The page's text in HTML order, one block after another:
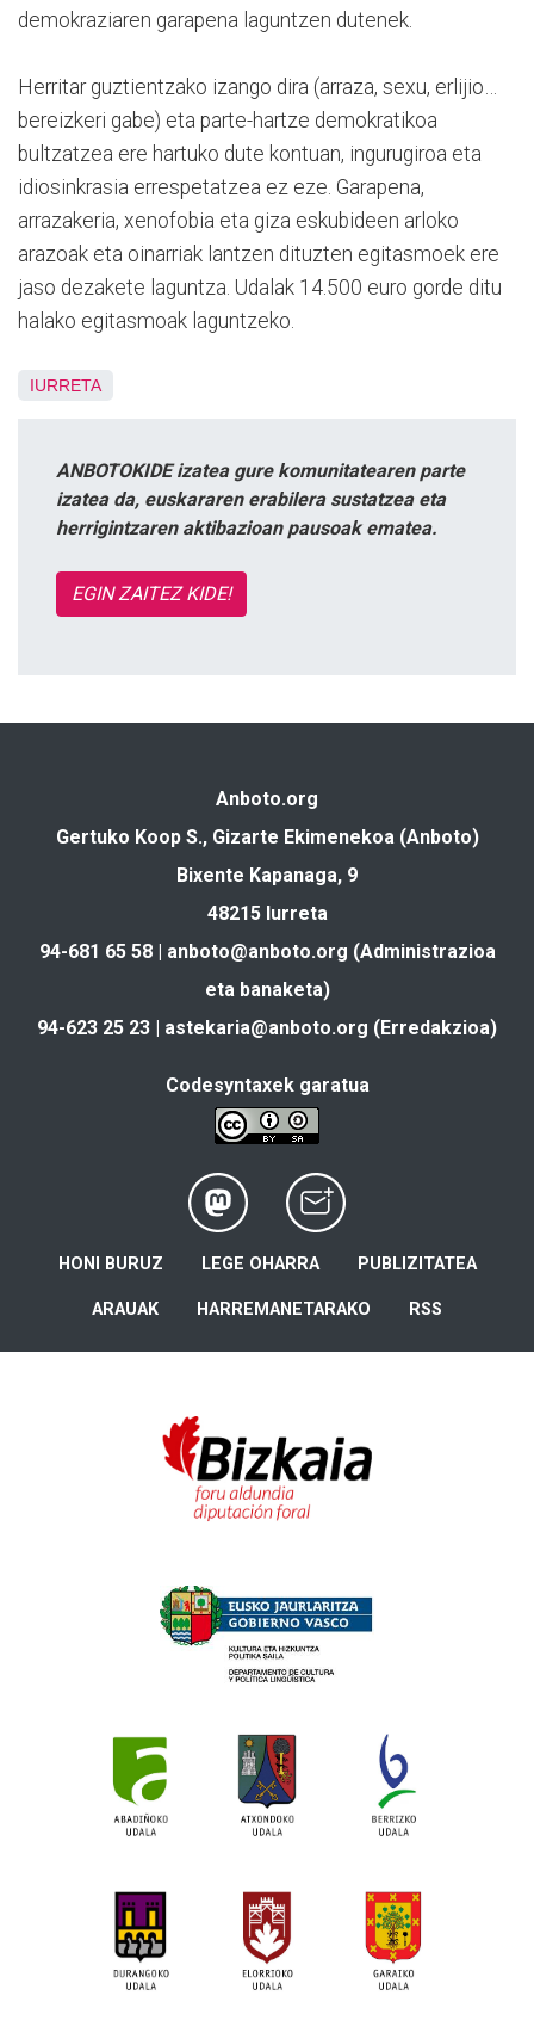
demokraziaren garapena laguntzen dutenek.
Herritar guztientzako izango dira (arraza, sexu, erlijio…
bereizkeri gabe) eta parte-hartze demokratikoa
bultzatzea ere hartuko dute kontuan, ingurugiroa eta
idiosinkrasia errespetatzea ez eze. Garapena,
arrazakeria, xenofobia eta giza eskubideen arloko
arazoak eta oinarriak lantzen dituzten egitasmoek ere
jaso dezakete laguntza. Udalak 14.500 euro gorde ditu
halako egitasmoak laguntzeko.
IURRETA
ANBOTOKIDE izatea gure komunitatearen parte
izatea da, euskararen erabilera sustatzea eta
herrigintzaren aktibazioan pausoak ematea.
EGIN ZAITEZ KIDE!
Anboto.org
Gertuko Koop S., Gizarte Ekimenekoa (Anboto)
Bixente Kapanaga, 9
48215 Iurreta
94-681 65 58 | anboto@anboto.org (Administrazioa
eta banaketa)
94-623 25 23 | astekaria@anboto.org (Erredakzioa)
Codesyntaxek garatua
HONI BURUZ LEGE OHARRA PUBLIZITATEA
ARAUAK HARREMANETARAKO RSS